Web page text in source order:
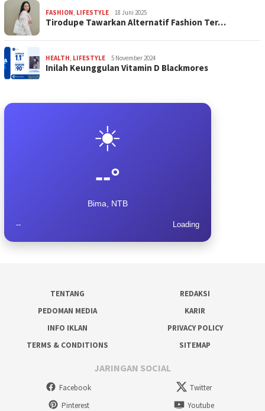
FASHION, LIFESTYLE 18 Juni 2025
Tirodupe Tawarkan Alternatif Fashion Ter…
HEALTH, LIFESTYLE 5 November 2024
Inilah Keunggulan Vitamin D Blackmores
☀️
--°
Bima, NTB
-- Loading
TENTANG
REDAKSI
PEDOMAN MEDIA
KARIR
INFO IKLAN
PRIVACY POLICY
TERMS & CONDITIONS
SITEMAP
JARINGAN SOCIAL
Facebook
Twitter
Pinterest
Youtube